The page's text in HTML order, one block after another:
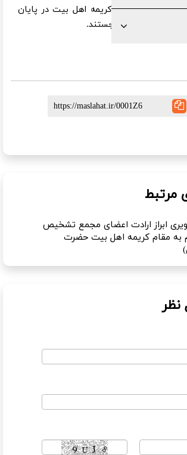
ارادت به مقام کریمه اهل بیت در پایان
معصومه تبرک جستند.
مرتبط
ابراز ارادت اعضای مجمع تشخیص
به مقام کریمه اهل بیت حضرت
نظر